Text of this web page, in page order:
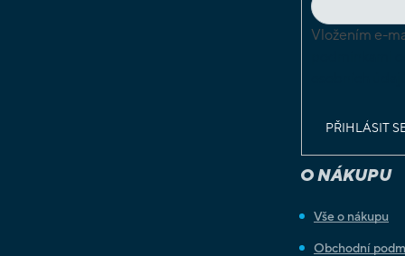
Vložením e-
PŘIHLÁSIT
O NÁKUPU
Vše o nákupu
Obchodní